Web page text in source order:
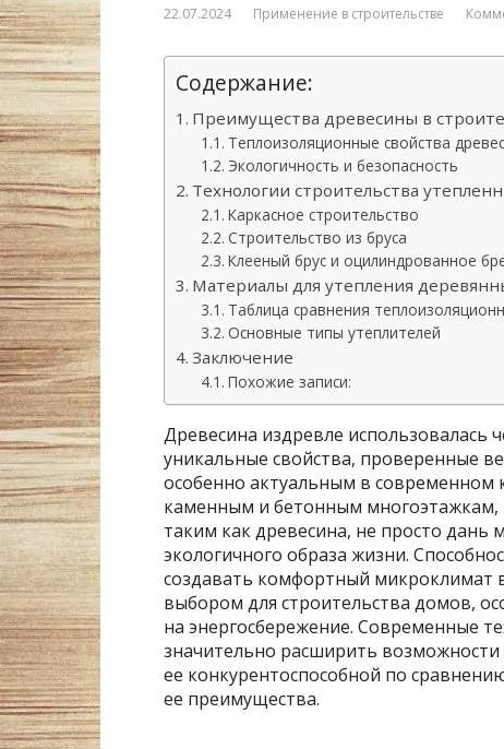
22.07.2024 Применение в строительстве
Содержание:
Преимущества древесины в
Теплоизоляционные свойства
Экологичность и безопасность
Технологии строительства
Каркасное строительство
Строительство из бруса
Клееный брус и оцилиндрованное
Материалы для утепления
Таблица сравнения
Основные типы утеплителей
Заключение
Похожие записи:
Древесина издревле использовалась
уникальные свойства, проверенные
особенно актуальным в современном
каменным и бетонным
таким как древесина, не просто дань
экологичного образа жизни.
создавать комфортный микроклимат
выбором для строительства домов,
на энергосбережение. Современные
значительно расширить
ее конкурентоспособной по
ее преимущества.